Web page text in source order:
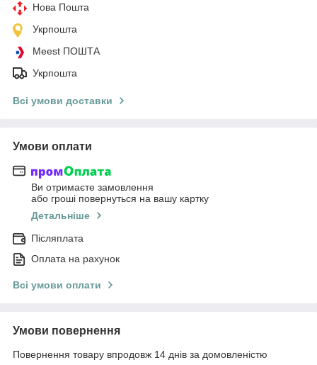
Нова Пошта
Укрпошта
Meest ПОШТА
Укрпошта
Всі умови доставки
Умови оплати
Ви отримаєте замовлення
або гроші повернуться на вашу картку
Детальніше
Післяплата
Оплата на рахунок
Всі умови оплати
Умови повернення
Повернення товару впродовж 14 днів за домовленістю